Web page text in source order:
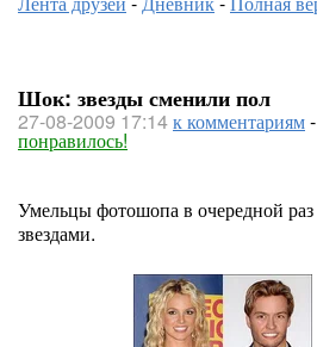
Шок: звезды сменили пол
27-08-2009 17:14к комментариям-
понравилось!
Умельцы фотошопа в очередной раз
звездами.